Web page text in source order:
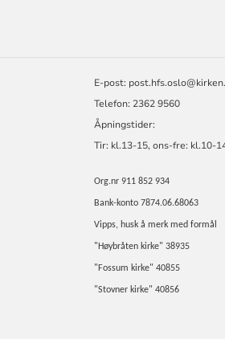
E-post:
Telefon: 2362 9560
Åpningstider:
Tir: kl.13-15, ons-fre: kl.10-
Org.nr 911 852 934
Bank-konto 7874.06.68063
Vipps, husk å merk med formål
"Høybråten kirke" 38935
"Fossum kirke" 40855
"Stovner kirke" 40856